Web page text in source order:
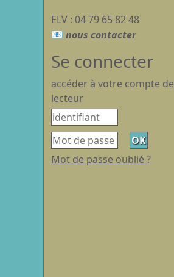
ELV : 04 79 65 82 48
Se connecter
accéder à votre compte de
lecteur
Mot de passe oublié ?